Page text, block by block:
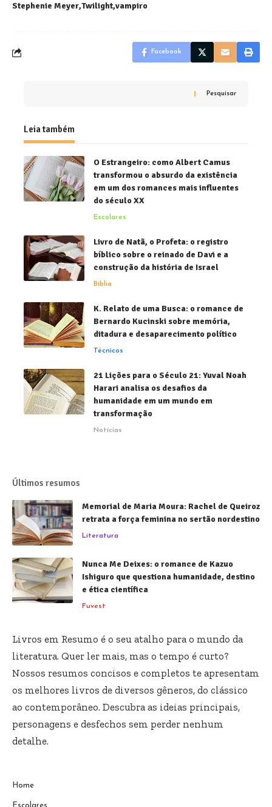
Stephenie Meyer Twilight vampiro
Facebook
Pesquisar
Leia também
O Estrangeiro: como Albert Camus
transformou o absurdo da existência
em um dos romances mais influentes
do século XX
Escolares
Livro de Natã, o Profeta: o registro
bíblico sobre o reinado de Davi e a
construção da história de Israel
Bíblia
K. Relato de uma Busca: o romance de
Bernardo Kucinski sobre memória,
ditadura e desaparecimento político
Técnicos
21 Lições para o Século 21: Yuval Noah
Harari analisa os desafios da
humanidade em um mundo em
transformação
Notícias
Últimos resumos
Memorial de Maria Moura: Rachel de Queiroz
retrata a força feminina no sertão nordestino
Literatura
Nunca Me Deixes: o romance de Kazuo
Ishiguro que questiona humanidade, destino
e ética científica
Fuvest
Livros em Resumo é o seu atalho para o mundo da
literatura. Quer ler mais, mas o tempo é curto?
Nossos resumos concisos e completos te apresentam
os melhores livros de diversos gêneros, do clássico
ao contemporâneo. Descubra as ideias principais,
personagens e desfechos sem perder nenhum
detalhe.
Home